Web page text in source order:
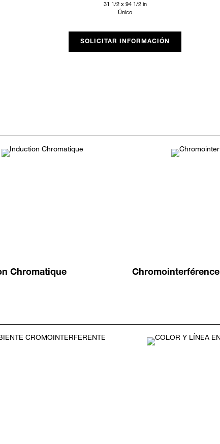
31 1/2 x 94 1/2 in
Único
SOLICITAR INFORMACIÓN
Chromatique Chromointerférence